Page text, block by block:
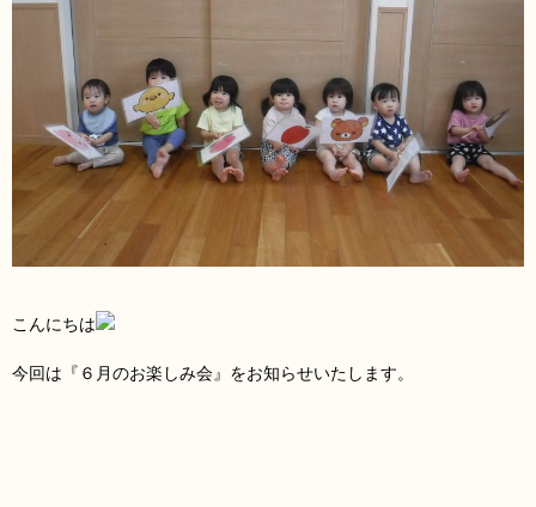
こんにちは
今回は『６月のお楽しみ会』をお知らせいたします。